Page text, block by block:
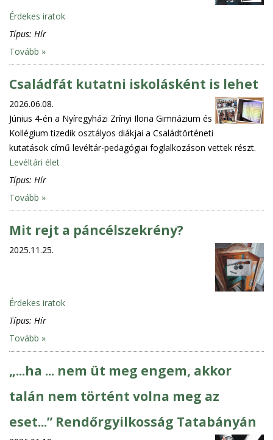
Érdekes iratok
Típus: Hír
Tovább »
Családfát kutatni iskolásként is lehet
2026.06.08.
Június 4-én a Nyíregyházi Zrínyi Ilona Gimnázium és
Kollégium tizedik osztályos diákjai a Családtörténeti
kutatások című levéltár-pedagógiai foglalkozáson vettek részt.
Levéltári élet
Típus: Hír
Tovább »
Mit rejt a páncélszekrény?
2025.11.25.
Érdekes iratok
Típus: Hír
Tovább »
„...ha ... nem üt meg engem, akkor
talán nem történt volna meg az
eset...” Rendőrgyilkosság Tatabányán